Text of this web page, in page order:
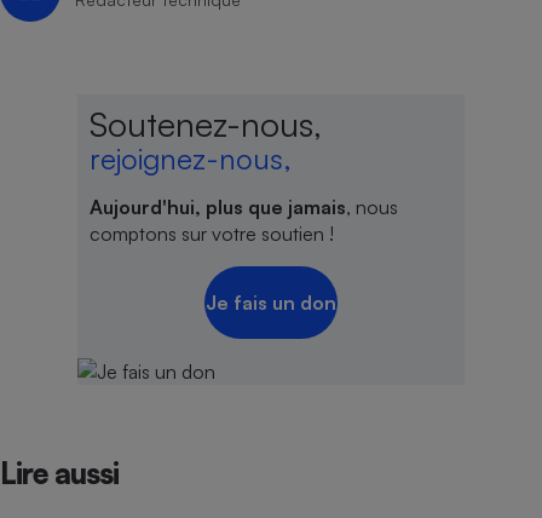
Soutenez-nous,
rejoignez-nous,
Aujourd'hui, plus que jamais, nous
comptons sur votre soutien !
Je fais un don
Lire aussi